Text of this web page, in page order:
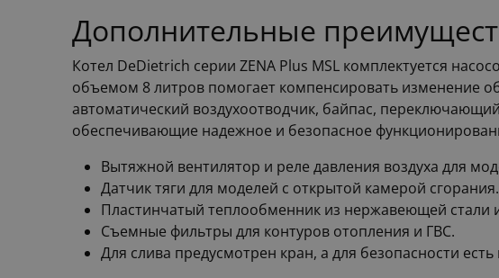
Дополнительные
Котел DeDietrich серии ZENA Plus MSL комплектуется
объемом 8 литров помогает компенсировать изменение
автоматический воздухоотводчик, байпас,
обеспечивающие надежное и безопасное
Вытяжной вентилятор и реле давления воздуха для
Датчик тяги для моделей с открытой камерой сгорания.
Пластинчатый теплообменник из нержавеющей стали
Съемные фильтры для контуров отопления и ГВС.
Для слива предусмотрен кран, а для безопасности